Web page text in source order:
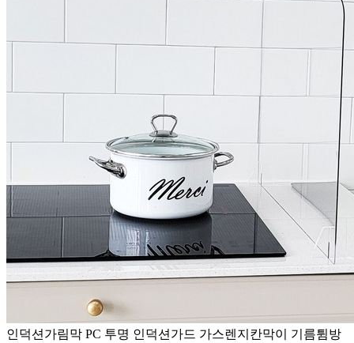
인덕션가림막 PC 투명 인덕션가드 가스렌지칸막이 기름튐방